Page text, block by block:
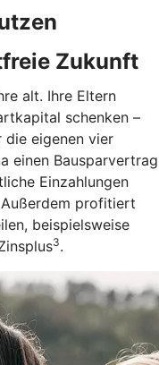
Zukunft
alt. Ihre Eltern
schenken –
die eigenen vier
einen Bausparvertrag
Einzahlungen
profitiert
beispielsweise
3.